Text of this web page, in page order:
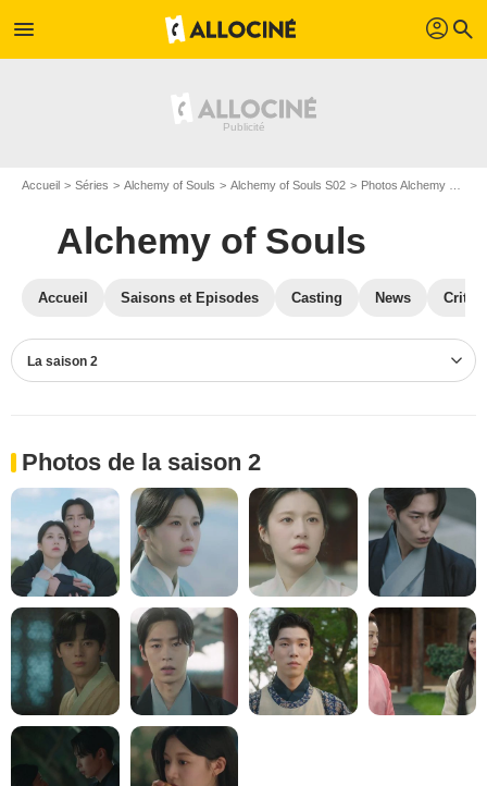
menu profil search
Accueil Séries Alchemy of Souls Alchemy of Souls S02 Photos Alchemy of Souls
Alchemy of Souls
Accueil Saisons et Episodes Casting News
La saison 2
Photos de la saison 2